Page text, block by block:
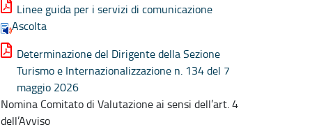
Linee guida per i servizi di comunicazione
Ascolta
Determinazione del Dirigente della Sezione
Turismo e Internazionalizzazione n. 134 del 7
maggio 2026
Nomina Comitato di Valutazione ai sensi dell’art. 4
dell’Avviso